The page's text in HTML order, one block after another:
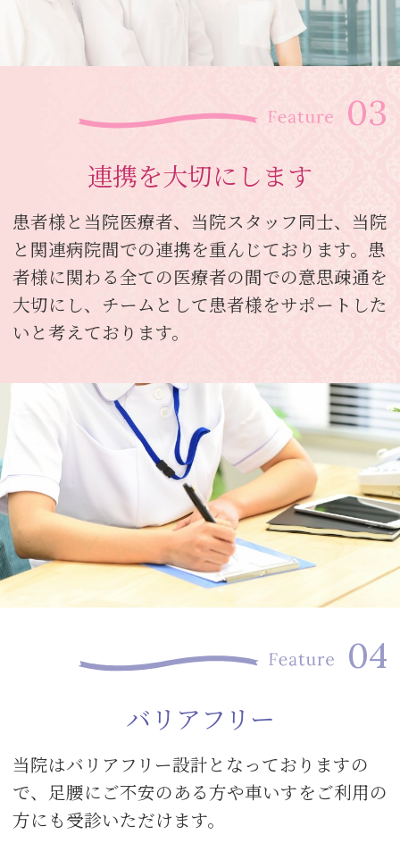
連携を大切にします
患者様と当院医療者、当院スタッフ同士、当院
と関連病院間での連携を重んじております。患
者様に関わる全ての医療者の間での意思疎通を
大切にし、チームとして患者様をサポートした
いと考えております。
バリアフリー
当院はバリアフリー設計となっておりますの
で、足腰にご不安のある方や車いすをご利用の
方にも受診いただけます。